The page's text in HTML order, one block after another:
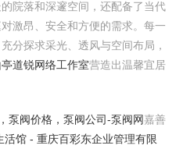
院落和深邃空间，还配备了当代
激昂、安全和方便的需求。每一
分探求采光、透风与空间布局，
道锐网络工作室营造出温馨宜居
泵阀价格，泵阀公司-泵阀网嘉善
活馆 - 重庆百彩东企业管理有限